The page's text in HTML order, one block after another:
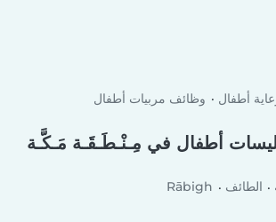
أطفال وظائف مربيات أطفال
أطفال في مِـنْـطَـقَـة مَـكَّـة
الطائف Rābigh